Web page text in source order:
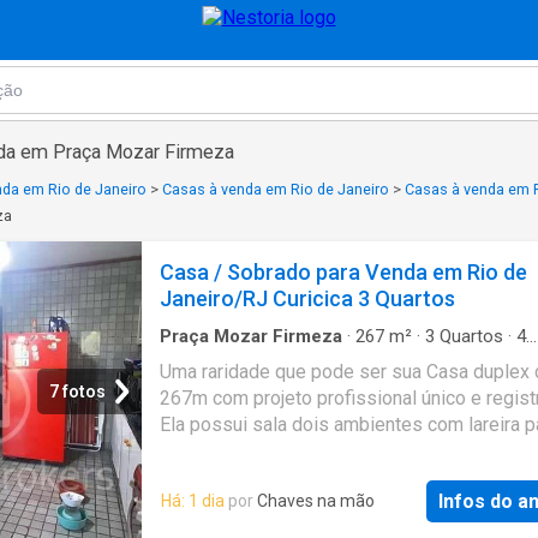
em Praça Mozar Firmeza
em Rio de Janeiro > Casas à venda em Rio de Janeiro > Casas à venda em
7 fotos
Casa / Sobrado para Venda em Rio de
Janeiro/RJ Curicica 3 Quartos
Praça Mozar Firmeza · 267 m² · 3 Quartos · 4
Churrasqueira ·Alarme
Uma raridade que pode ser sua Casa duplex
267m com projeto profissional único e
Ela possui sala dois ambientes com lareira
grandes sendo 2 suítes com saída para uma
com linda vista. Os banheiros delas
hidromassagens blindex armários e uma
Há: 1 dia porChaves na mão Infos do